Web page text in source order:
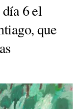
6 el
que